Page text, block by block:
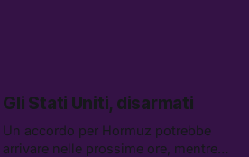
Gli Stati Uniti, disarmati
Un accordo per Hormuz potrebbe
arrivare nelle prossime ore, mentre